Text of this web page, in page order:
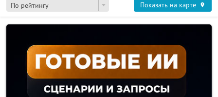
По рейтингу Показать на карте